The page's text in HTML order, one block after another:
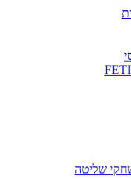
שליטה